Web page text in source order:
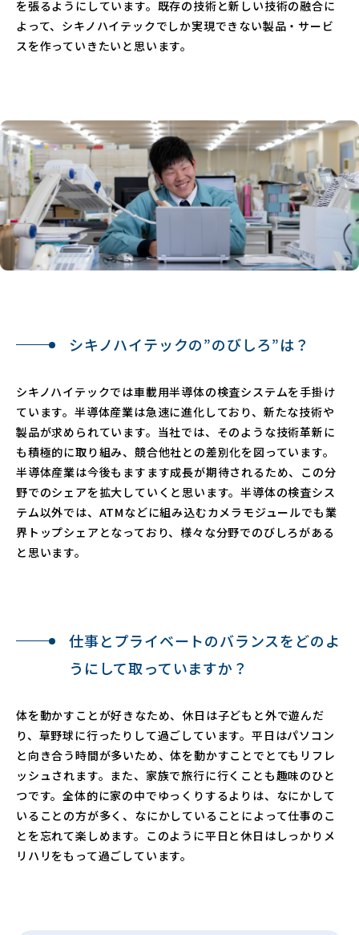
を張るようにしています。既存の技術と新しい技術の融合に
よって、シキノハイテックでしか実現できない製品・サービ
スを作っていきたいと思います。
シキノハイテックの”のびしろ”は？
シキノハイテックでは車載用半導体の検査システムを手掛け
ています。半導体産業は急速に進化しており、新たな技術や
製品が求められています。当社では、そのような技術革新に
も積極的に取り組み、競合他社との差別化を図っています。
半導体産業は今後もますます成長が期待されるため、この分
野でのシェアを拡大していくと思います。半導体の検査シス
テム以外では、ATMなどに組み込むカメラモジュールでも業
界トップシェアとなっており、様々な分野でのびしろがある
と思います。
仕事とプライベートのバランスをどのよ
うにして取っていますか？
体を動かすことが好きなため、休日は子どもと外で遊んだ
り、草野球に行ったりして過ごしています。平日はパソコン
と向き合う時間が多いため、体を動かすことでとてもリフレ
ッシュされます。また、家族で旅行に行くことも趣味のひと
つです。全体的に家の中でゆっくりするよりは、なにかして
いることの方が多く、なにかしていることによって仕事のこ
とを忘れて楽しめます。このように平日と休日はしっかりメ
リハリをもって過ごしています。